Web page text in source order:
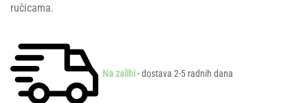
ručicama.
Na zalihi- dostava 2-5 radnih dana